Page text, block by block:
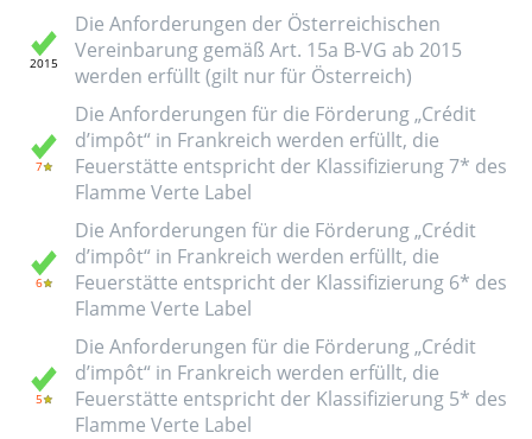
Die Anforderungen der Österreichischen
Vereinbarung gemäß Art. 15a B-VG ab 2015
werden erfüllt (gilt nur für Österreich)
Die Anforderungen für die Förderung „Crédit
d’impôt“ in Frankreich werden erfüllt, die
Feuerstätte entspricht der Klassifizierung 7* des
Flamme Verte Label
Die Anforderungen für die Förderung „Crédit
d’impôt“ in Frankreich werden erfüllt, die
Feuerstätte entspricht der Klassifizierung 6* des
Flamme Verte Label
Die Anforderungen für die Förderung „Crédit
d’impôt“ in Frankreich werden erfüllt, die
Feuerstätte entspricht der Klassifizierung 5* des
Flamme Verte Label